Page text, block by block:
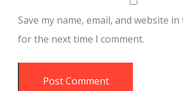
Save my name, email, and website
for the next time I comment.